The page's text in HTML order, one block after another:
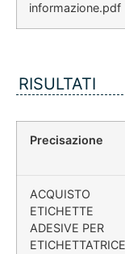
informazione.pdf
RISULTATI
Precisazione
ACQUISTO
ETICHETTE
ADESIVE PER
ETICHETTATRICE